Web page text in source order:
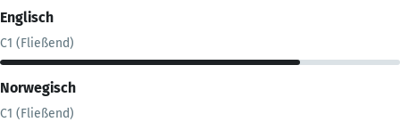
Englisch
C1 (Fließend)
Norwegisch
C1 (Fließend)